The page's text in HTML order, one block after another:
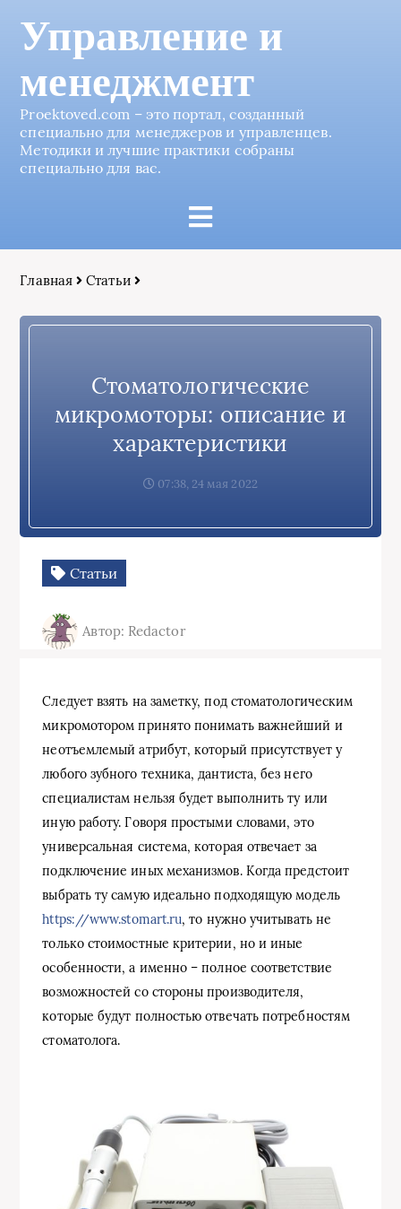
Управление и
менеджмент
Proektoved.com – это портал, созданный
специально для менеджеров и управленцев.
Методики и лучшие практики собраны
специально для вас.
Главная Статьи
Стоматологические
микромоторы: описание и
характеристики
07:38, 24 мая 2022
Статьи
Автор: Redactor
Следует взять на заметку, под стоматологическим
микромотором принято понимать важнейший и
неотъемлемый атрибут, который присутствует у
любого зубного техника, дантиста, без него
специалистам нельзя будет выполнить ту или
иную работу. Говоря простыми словами, это
универсальная система, которая отвечает за
подключение иных механизмов. Когда предстоит
выбрать ту самую идеально подходящую модель
https://www.stomart.ru, то нужно учитывать не
только стоимостные критерии, но и иные
особенности, а именно – полное соответствие
возможностей со стороны производителя,
которые будут полностью отвечать потребностям
стоматолога.